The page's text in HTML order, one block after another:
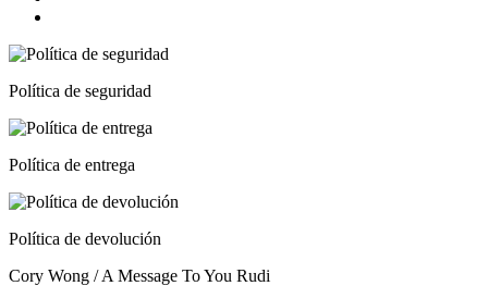
Política de seguridad
Política de entrega
Política de devolución
Cory Wong / A Message To You Rudi